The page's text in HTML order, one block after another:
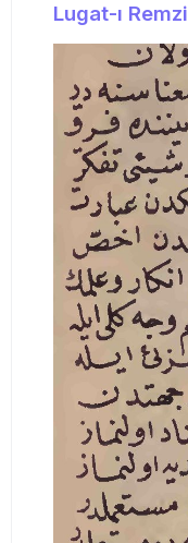
Lugat-ı Remzi